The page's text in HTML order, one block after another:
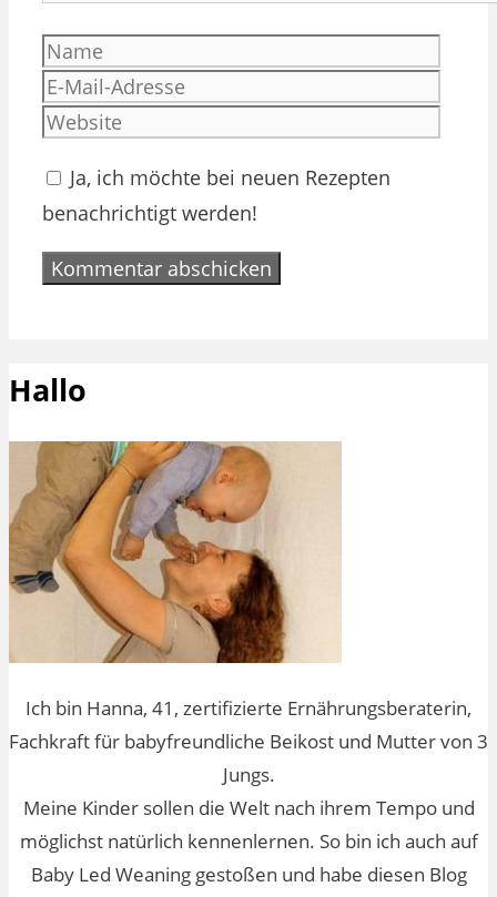
Name
Ja, ich möchte bei neuen Rezepten
benachrichtigt werden!
Hallo
Ich bin Hanna, 41, zertifizierte Ernährungsberaterin,
Fachkraft für babyfreundliche Beikost und Mutter von 3
Jungs.
Meine Kinder sollen die Welt nach ihrem Tempo und
möglichst natürlich kennenlernen. So bin ich auch auf
Baby Led Weaning gestoßen und habe diesen Blog